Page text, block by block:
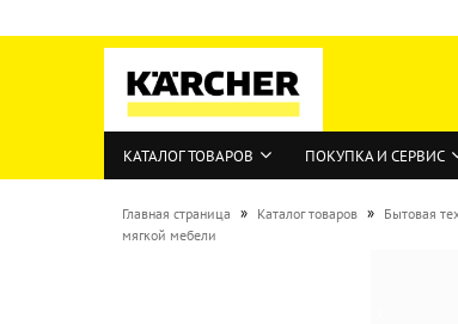
КАТАЛОГ ТОВАРОВ ПОКУПКА И СЕРВИС
Главная страница » Каталог товаров » Бытовая
мягкой мебели